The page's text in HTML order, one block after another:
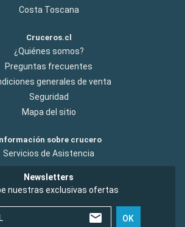
Costa Toscana
Cruceros.cl
¿Quiénes somos?
Preguntas frecuentes
generales de venta
Seguridad
Mapa del sitio
sobre crucero
Servicios de Asistencia
Newsletters
nuestras exclusivas ofertas
OK